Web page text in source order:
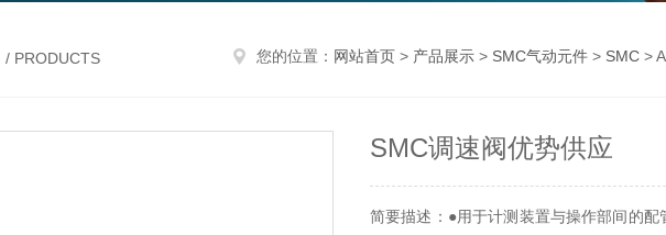
/ PRODUCTS 您的位置： 网站首页 > 产品展示 > SMC气动元件 > SMC >
SMC调速阀优势供应
简要描述：●用于计测装置与操作部间的